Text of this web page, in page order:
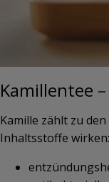
Kamillentee
Kamille zählt zu
Inhaltsstoffe wirken: